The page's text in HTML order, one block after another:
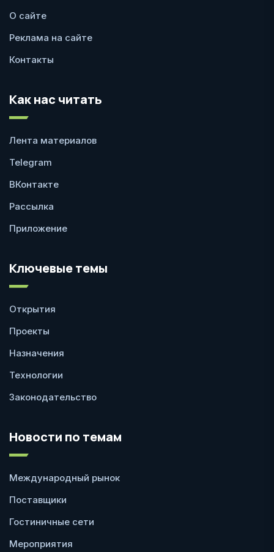
О сайте
Реклама на сайте
Контакты
Как нас читать
Лента материалов
Telegram
ВКонтакте
Рассылка
Приложение
Ключевые темы
Открытия
Проекты
Назначения
Технологии
Законодательство
Новости по темам
Международный рынок
Поставщики
Гостиничные сети
Мероприятия